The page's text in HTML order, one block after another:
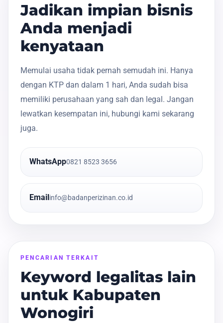
Jadikan impian bisnis
Anda menjadi
kenyataan
Memulai usaha tidak pernah semudah ini. Hanya
dengan KTP dan dalam 1 hari, Anda sudah bisa
memiliki perusahaan yang sah dan legal. Jangan
lewatkan kesempatan ini, hubungi kami sekarang
juga.
WhatsApp0821 8523 3656
Email info@badanperizinan.co.id
PENCARIAN TERKAIT
Keyword legalitas lain
untuk Kabupaten
Wonogiri